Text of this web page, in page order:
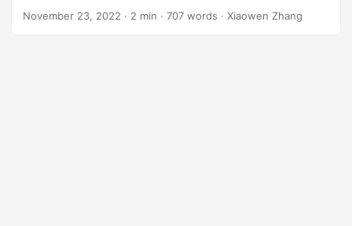
一切杂质的小瓶奇迹。精确，是它独一无二的卖点。可这会改
November 23, 2022 · 2 min · 707 words · Xiaowen Zhang